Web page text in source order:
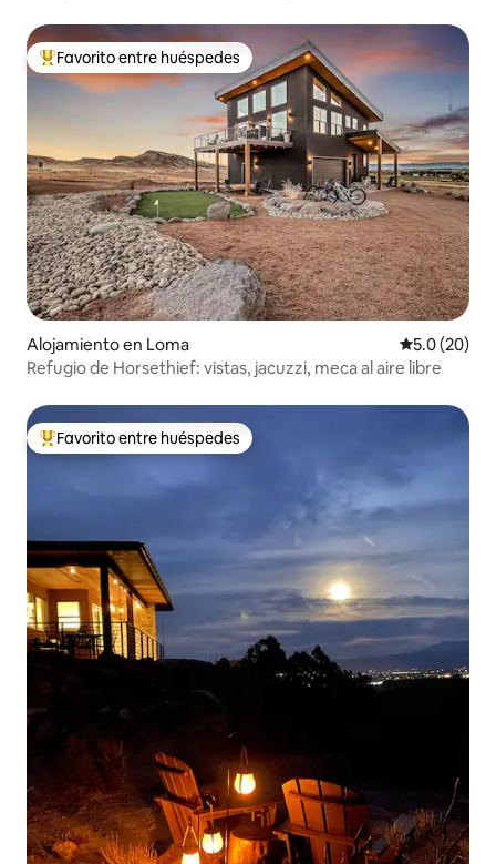
Favorito entre huéspedes preferido
Favorito entre huéspedes
Alojamiento en Loma Calificación
5.0 (20)
Refugio de Horsethief: vistas, jacuzzi, meca al aire libre
Favorito entre huéspedes preferido
Favorito entre huéspedes